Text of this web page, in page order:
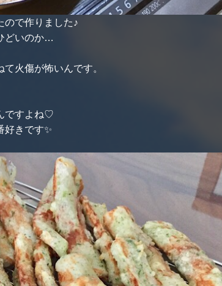
ので作りました♪
どいのか…
火傷が怖いんです。
ですよね♡
好きです✨